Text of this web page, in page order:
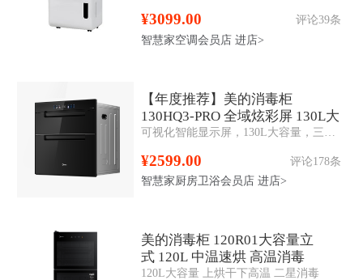
¥3099.00
评论39条
智慧家空调会员店 进店>
【年度推荐】美的消毒柜
130HQ3-PRO 全域炫彩屏 130L大
容量 三门三抽
¥2599.00
评论178条
智慧家厨房卫浴会员店 进店>
美的消毒柜 120R01大容量立
式 120L 中温速烘 高温消毒
120L大容量 上烘干下高温 二星消毒